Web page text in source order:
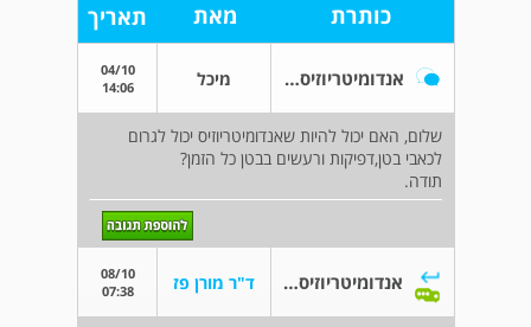
כותרת מאת תאריך
אנדומיטריוזיס-כאבים מיכל
04/10
14:06
שלום, האם יכול להיות שאנדומיטריוזיס יכול לגרום
לכאבי בטן,דפיקות ורעשים בבטן כל הזמן?
תודה.
אנדומיטריוזיס-כאבים ד"ר מורן פז
08/10
07:38